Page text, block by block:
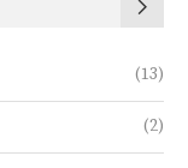
(13)
(2)